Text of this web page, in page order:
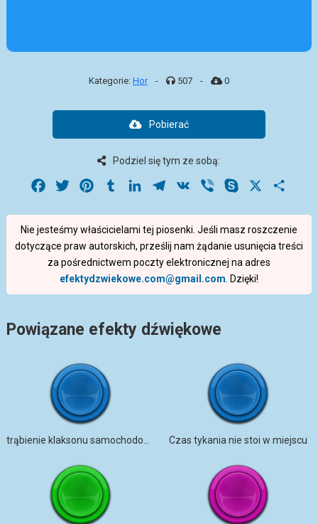
Kategorie: Hor - 507 - 0
Pobierać
Podziel się tym ze sobą:
Facebook
Twitter PinterestTumblrLinkedInTelegram
VK Viber Skype
Nie jesteśmy właścicielami tej piosenki. Jeśli masz roszczenie
dotyczące praw autorskich, prześlij nam żądanie usunięcia treści
za pośrednictwem poczty elektronicznej na adres
efektydzwiekowe.com@gmail.com . Dzięki!
Powiązane efekty dźwiękowe
Czas tykania nie stoi w miejscu